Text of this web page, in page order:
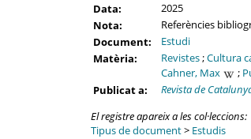
Data:
2025
Nota:
Referències
Document:
Estudi
Matèria:
Revistes;Cultura
Cahner, Max
;
Publicat a:
Revista de
El registre apareix a les col·leccions:
Tipus de document> Estudis